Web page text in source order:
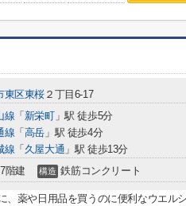
東区東桜 ２丁目6-17
線 「 新栄町」駅 徒歩5分
線 「 高岳 」駅 徒歩4分
線 「 久屋大通 」駅 徒歩13分
7階建 構造 鉄筋コンクリート
、薬や日用品を買うのに便利なウエル